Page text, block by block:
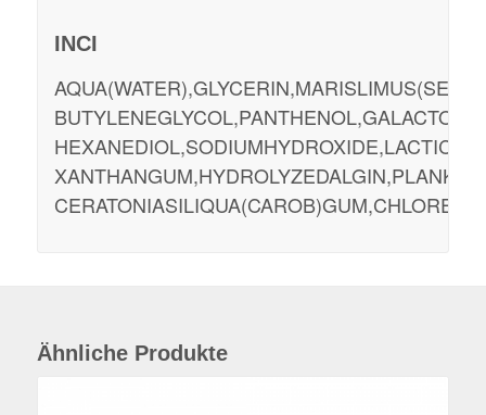
INCI
Ähnliche Produkte